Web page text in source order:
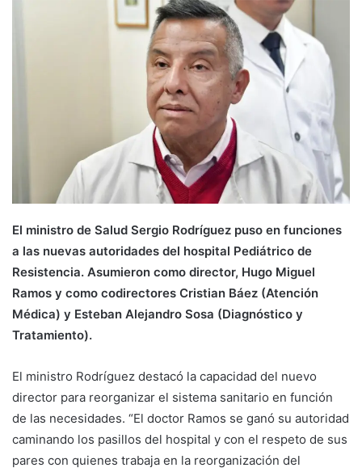
El ministro de Salud Sergio Rodríguez puso en funciones
a las nuevas autoridades del hospital Pediátrico de
Resistencia. Asumieron como director, Hugo Miguel
Ramos y como codirectores Cristian Báez (Atención
Médica) y Esteban Alejandro Sosa (Diagnóstico y
Tratamiento).
El ministro Rodríguez destacó la capacidad del nuevo
director para reorganizar el sistema sanitario en función
de las necesidades. “El doctor Ramos se ganó su autoridad
caminando los pasillos del hospital y con el respeto de sus
pares con quienes trabaja en la reorganización del